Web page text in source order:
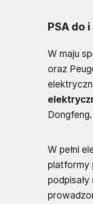
PSA do
W maju
oraz
Dongfeng.
W pełni
platformy